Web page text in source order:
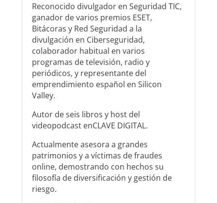
Reconocido divulgador en Seguridad TIC,
ganador de varios premios ESET,
Bitácoras y Red Seguridad a la
divulgación en Ciberseguridad,
colaborador habitual en varios
programas de televisión, radio y
periódicos, y representante del
emprendimiento español en Silicon
Valley.
Autor de seis libros y host del
videopodcast enCLAVE DIGITAL.
Actualmente asesora a grandes
patrimonios y a víctimas de fraudes
online, demostrando con hechos su
filosofía de diversificación y gestión de
riesgo.